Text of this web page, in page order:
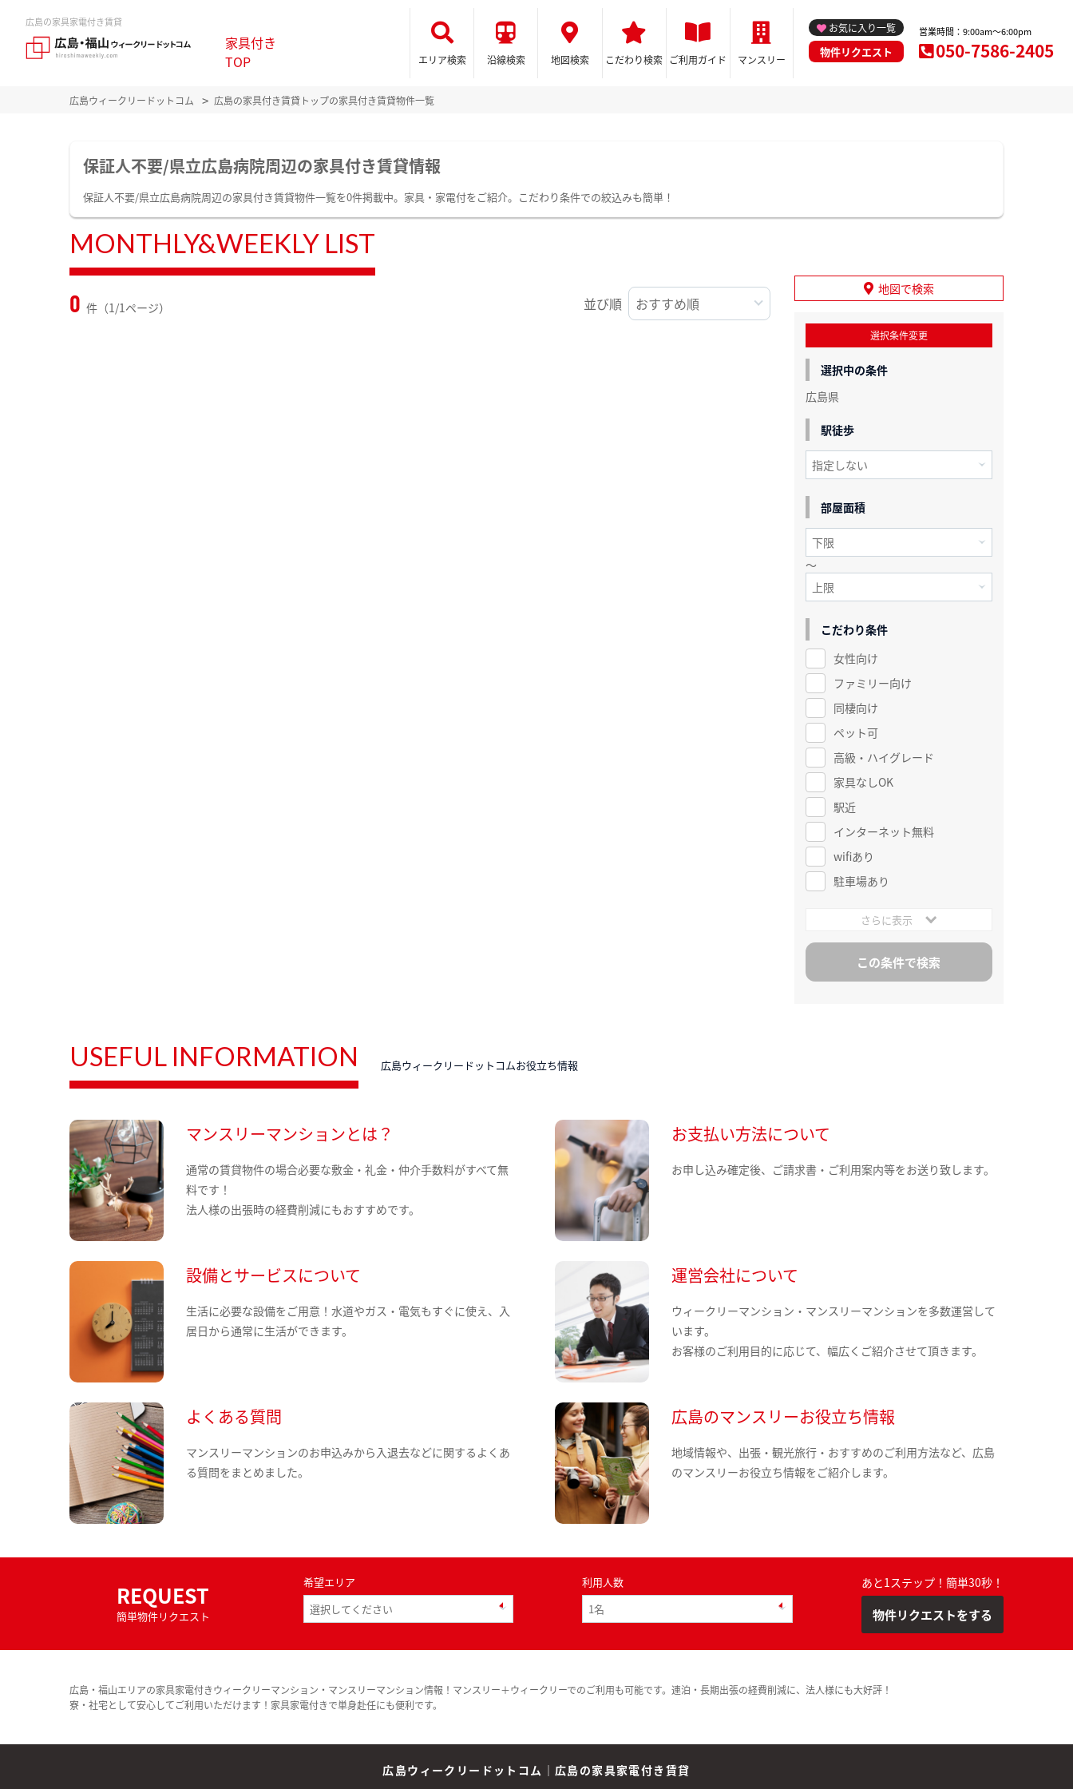
広島の家具家電付き賃貸
家具付き
TOP
エリア検索 沿線検索 地図検索 こだわり検索 ご利用ガイド マンスリー
お気に入り一覧
物件リクエスト
営業時間：9:00am～6:00pm
050-7586-2405
広島ウィークリードットコム 広島の家具付き賃貸トップの家具付き賃貸物件一覧
保証人不要/県立広島病院周辺の家具付き賃貸情報
保証人不要/県立広島病院周辺の家具付き賃貸物件一覧を0件掲載中。家具・家電付をご紹介。こだわり条件での絞込みも簡単！
MONTHLY&WEEKLY LIST
0 件（1/1ページ） 並び順
地図で検索
選択条件変更
選択中の条件
広島県
駅徒歩
部屋面積
～
こだわり条件
女性向け
ファミリー向け
同棲向け
ペット可
高級・ハイグレード
家具なしOK
駅近
インターネット無料
wifiあり
駐車場あり
さらに表示
USEFUL INFORMATION 広島ウィークリードットコムお役立ち情報
マンスリーマンションとは？
通常の賃貸物件の場合必要な敷金・礼金・仲介手数料がすべて無
料です！
法人様の出張時の経費削減にもおすすめです。
お支払い方法について
お申し込み確定後、ご請求書・ご利用案内等をお送り致します。
設備とサービスについて
生活に必要な設備をご用意！水道やガス・電気もすぐに使え、入
居日から通常に生活ができます。
運営会社について
ウィークリーマンション・マンスリーマンションを多数運営して
います。
お客様のご利用目的に応じて、幅広くご紹介させて頂きます。
よくある質問
マンスリーマンションのお申込みから入退去などに関するよくあ
る質問をまとめました。
広島のマンスリーお役立ち情報
地域情報や、出張・観光旅行・おすすめのご利用方法など、広島
のマンスリーお役立ち情報をご紹介します。
REQUEST
簡単物件リクエスト
希望エリア 利用人数 あと1ステップ！簡単30秒！
物件リクエストをする
広島・福山エリアの家具家電付きウィークリーマンション・マンスリーマンション情報！マンスリー＋ウィークリーでのご利用も可能です。連泊・長期出張の経費削減に、法人様にも大好評！
寮・社宅として安心してご利用いただけます！家具家電付きで単身赴任にも便利です。
広島ウィークリードットコム ｜ 広島の家具家電付き賃貸